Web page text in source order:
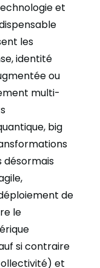
et
les
identité
ou
multi-
big
désormais
de
le
si contraire
et